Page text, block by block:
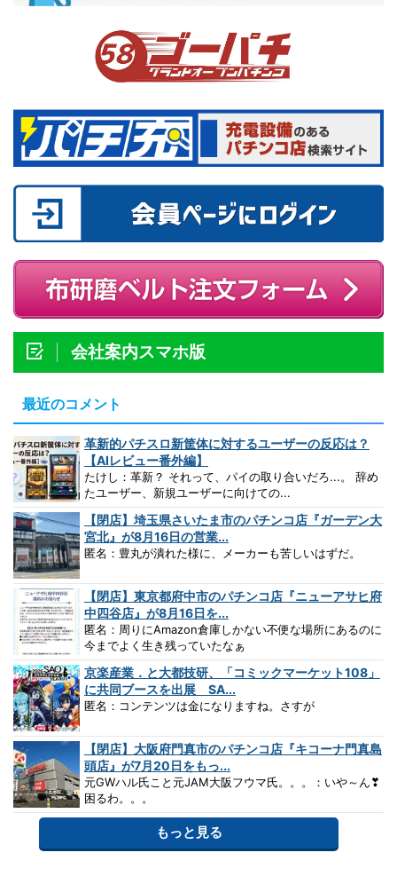
会社案内スマホ版
最近のコメント
革新的パチスロ新筐体に対するユーザーの反応は？
【AIレビュー番外編】
たけし：革新？ それって、パイの取り合いだろ...。 辞め
たユーザー、新規ユーザーに向けての...
【閉店】埼玉県さいたま市のパチンコ店『ガーデン大
宮北』が8月16日の営業...
匿名：豊丸が潰れた様に、メーカーも苦しいはずだ。
【閉店】東京都府中市のパチンコ店『ニューアサヒ府
中四谷店』が8月16日を...
匿名：周りにAmazon倉庫しかない不便な場所にあるのに
今までよく生き残っていたなぁ
京楽産業．と大都技研、「コミックマーケット108」
に共同ブースを出展 SA...
匿名：コンテンツは金になりますね。さすが
【閉店】大阪府門真市のパチンコ店『キコーナ門真島
頭店』が7月20日をもっ...
元GWハル氏こと元JAM大阪フウマ氏。。。：いや～ん❣
困るわ。。。
もっと見る